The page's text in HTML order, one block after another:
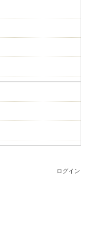
ログイン